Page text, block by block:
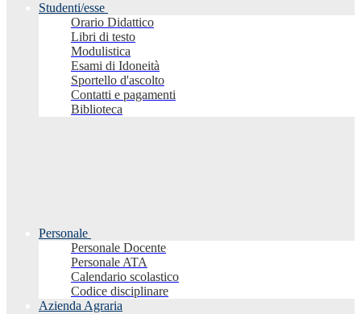
Studenti/esse
Orario Didattico
Libri di testo
Modulistica
Esami di Idoneità
Sportello d'ascolto
Contatti e pagamenti
Biblioteca
Personale
Personale Docente
Personale ATA
Calendario scolastico
Codice disciplinare
Azienda Agraria